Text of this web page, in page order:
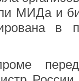
МИДа и
в